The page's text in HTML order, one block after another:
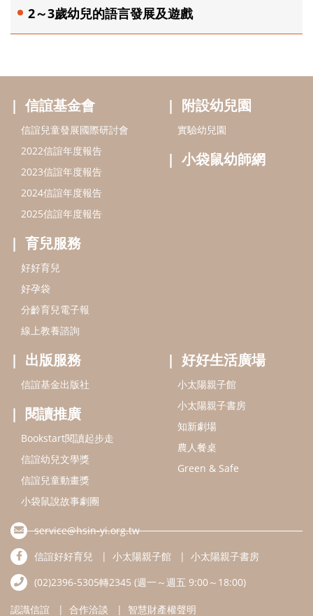
2～3歲幼兒的語言發展及遊戲
信誼基金會
信誼兒童發展國際研討會
2022信誼年度報告
2023信誼年度報告
2024信誼年度報告
2025信誼年度報告
育兒服務
好好育兒
好孕袋
分齡育兒電子報
線上教養諮詢
附設幼兒園
實驗幼兒園
小袋鼠幼師網
出版服務
信誼基金出版社
閱讀推廣
Bookstart閱讀起步走
信誼幼兒文學獎
信誼兒童動畫獎
小袋鼠說故事劇團
好好生活廣場
小太陽親子館
小太陽親子書房
知新劇場
農人餐桌
Green & Safe
service@hsin-yi.org.tw
信誼好好育兒
小太陽親子館
小太陽親子書房
(02)2396-5305轉2345 (週一～週五 9:00～18:00)
認識信誼 合作洽談 智慧財產權聲明